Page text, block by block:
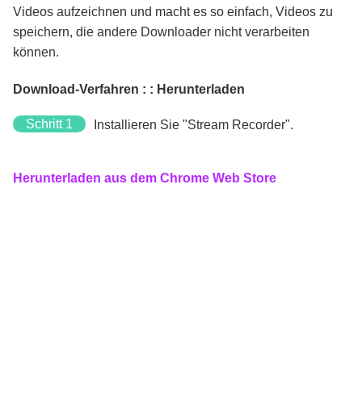
Videos aufzeichnen und macht es so einfach, Videos zu
speichern, die andere Downloader nicht verarbeiten
können.
Download-Verfahren : : Herunterladen
Schritt 1 Installieren Sie "Stream Recorder".
Herunterladen aus dem Chrome Web Store